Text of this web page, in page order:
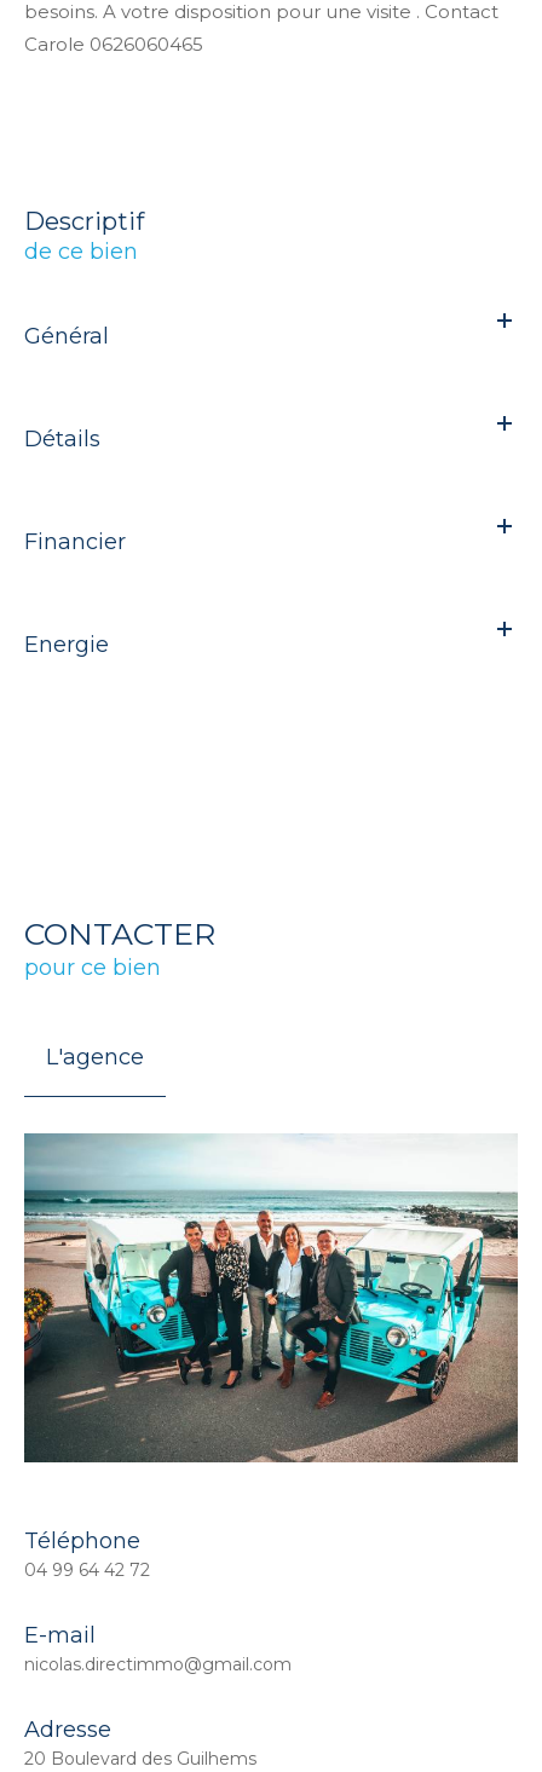
besoins. A votre disposition pour une visite . Contact
Carole 0626060465
descriptif
de ce bien
Général
Détails
Financier
Energie
CONTACTER
pour ce bien
L'agence
Téléphone
04 99 64 42 72
E-mail
nicolas.directimmo@gmail.com
Adresse
20 Boulevard des Guilhems